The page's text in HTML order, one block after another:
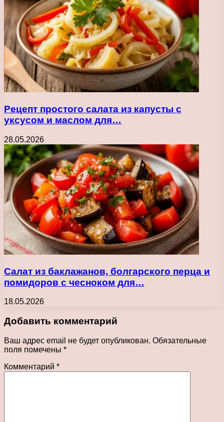
Рецепт простого салата из капусты с
уксусом и маслом для…
28.05.2026
Салат из баклажанов, болгарского перца и
помидоров с чесноком для…
18.05.2026
Добавить комментарий
Ваш адрес email не будет опубликован. Обязательные
поля помечены *
Комментарий *